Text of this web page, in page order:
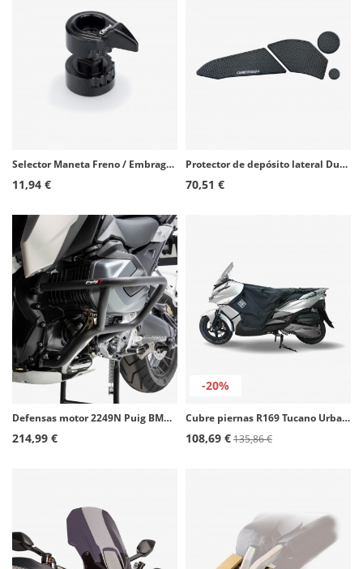
Selector Maneta Freno / Embrague 3.0 Puig Negro 3699N
11,94 €
Protector de depósito lateral Ducati Multistrada 950 (19-23) color Negro de Puig 20291N
70,51 €
Defensas motor 2249N Puig BMW R1250GS, R1250GS Adventure (18-24)
214,99 €
-20%
Cubre piernas R169 Tucano Urbano Kawasaki J125 / J300
108,69 €135,86 €